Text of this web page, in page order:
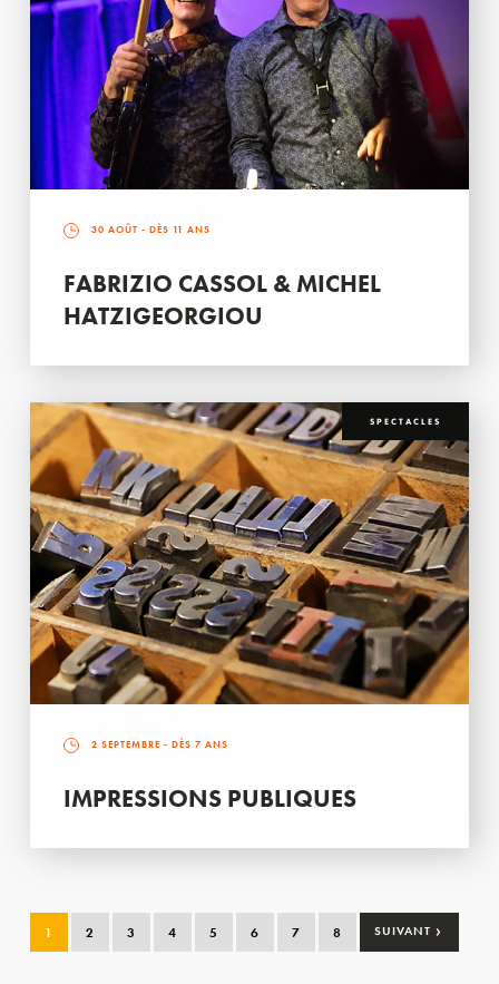
30 AOÛT - DÈS 11 ANS
FABRIZIO CASSOL & MICHEL
HATZIGEORGIOU
SPECTACLES
2 SEPTEMBRE - DÈS 7 ANS
IMPRESSIONS PUBLIQUES
1 2 3 4 5 6 7 8 SUIVANT ›